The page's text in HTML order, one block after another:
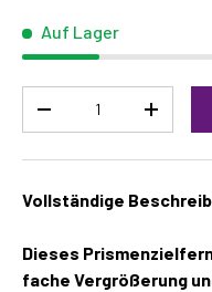
Auf Lager
-
+
Vollständige
Dieses
fache Vergrößerung